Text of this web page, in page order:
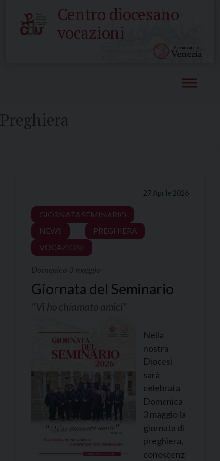
content
Centro diocesano
vocazioni
Preghiera
27 Aprile 2026
GIORNATA SEMINARIO
NEWS
PREGHIERA
VOCAZIONI
Domenica 3 maggio
Giornata del Seminario
"Vi ho chiamato amici"
Nella
nostra
Diocesi
sarà
celebrata
Domenica
3 maggio la
giornata di
preghiera,
conoscenz